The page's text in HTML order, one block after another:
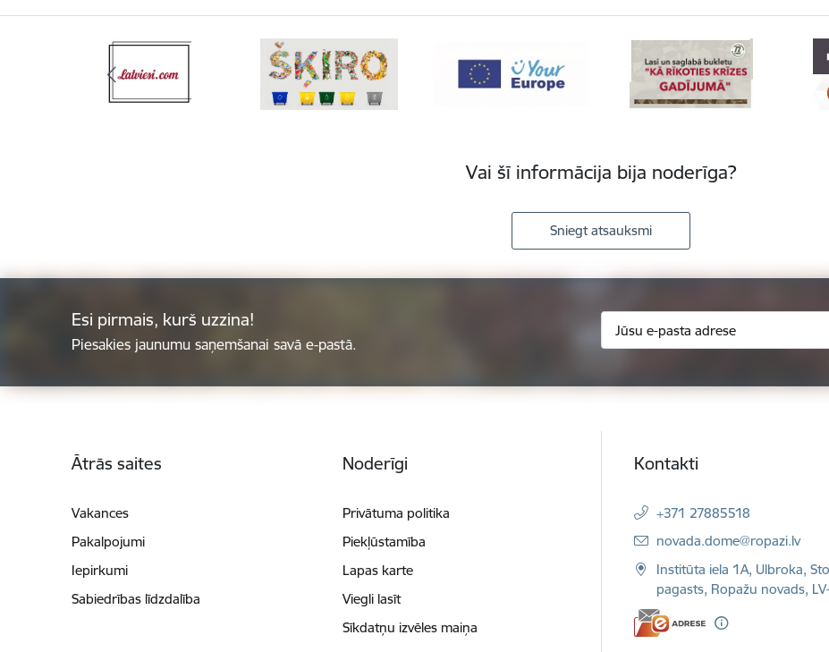
Vai šī informācija bija noderīga?
Sniegt atsauksmi
Esi pirmais, kurš uzzina!
Piesakies jaunumu saņemšanai savā e-pastā.
Ātrās saites
Vakances
Pakalpojumi
Iepirkumi
Sabiedrības līdzdalība
Noderīgi
Privātuma politika
Piekļūstamība
Lapas karte
Viegli lasīt
Sīkdatņu izvēles maiņa
Kontakti
+371 27885518
E-pasts:
novada.dome@ropazi.lv
Institūta iela 1A, Ulbroka,
pagasts, Ropažu novads,